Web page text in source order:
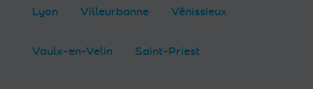
Lyon Villeurbanne Vénissieux
Vaulx-en-Velin Saint-Priest